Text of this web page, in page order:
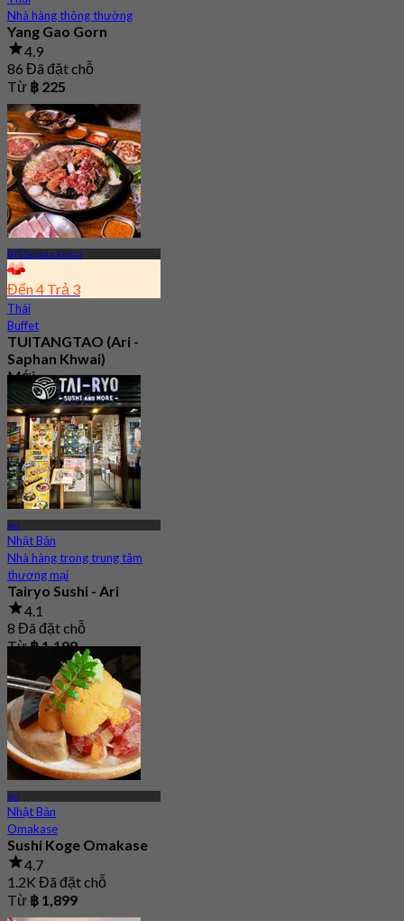
Nhà hàng thông thường
Yang Gao Gorn
4.9
86 Đã đặt chỗ
Từ ฿ 225
BTS Saphan Khwai
Đến 4 Trả 3
Thái
Buffet
TUITANGTAO (Ari -
Saphan Khwai)
Mới
4.5
Từ฿ 291
Ari
Nhật Bản
Nhà hàng trong trung tâm
thương mại
Tairyo Sushi - Ari
4.1
8 Đã đặt chỗ
Từ฿ 1,199
Ari
Nhật Bản
Omakase
Sushi Koge Omakase
4.7
1.2K Đã đặt chỗ
Từ ฿ 1,899